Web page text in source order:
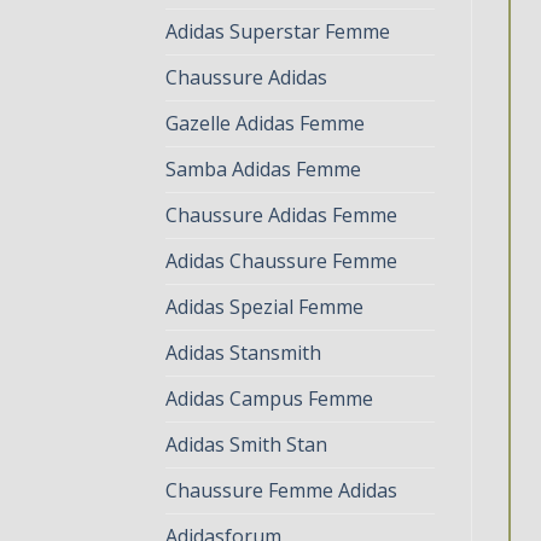
Adidas Superstar Femme
Chaussure Adidas
Gazelle Adidas Femme
Samba Adidas Femme
Chaussure Adidas Femme
Adidas Chaussure Femme
Adidas Spezial Femme
Adidas Stansmith
Adidas Campus Femme
Adidas Smith Stan
Chaussure Femme Adidas